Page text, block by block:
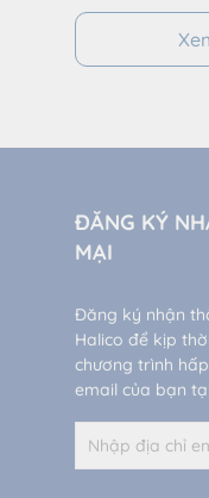
ĐĂNG KÝ
MẠI
Đăng ký nhận
Halico để kịp
chương trình
email của bạn